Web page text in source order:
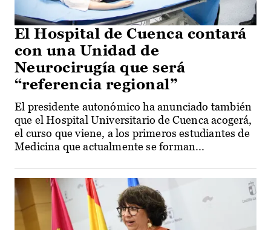
El Hospital de Cuenca contará
con una Unidad de
Neurocirugía que será
“referencia regional”
El presidente autonómico ha anunciado también
que el Hospital Universitario de Cuenca acogerá,
el curso que viene, a los primeros estudiantes de
Medicina que actualmente se forman...